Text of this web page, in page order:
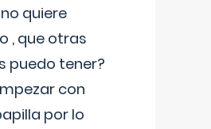
quiere
, que otras
puedo tener?
con
por lo